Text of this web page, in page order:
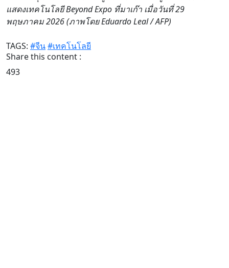
แสดงเทคโนโลยี Beyond Expo ที่มาเก๊า เมื่อวันที่ 29
พฤษภาคม 2026 (ภาพโดย Eduardo Leal / AFP)
TAGS: #จีน#เทคโนโลยี
Share this content :
493